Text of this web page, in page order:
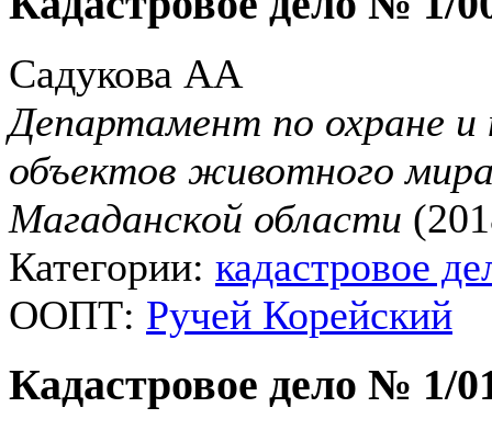
Садукова АА
Департамент по охране и
объектов животного
Магаданской области
Категории: кадастровое
ООПТ: Ручей Корейский
Кадастровое дело № 1/